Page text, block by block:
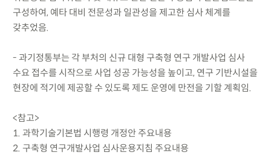
구성하여, 예타 대비 전문성과 일관성을 제고한 심사 체계를
갖추었음.
- 과기정통부는 각 부처의 신규 대형 구축형 연구 개발사업 심사
수요 접수를 시작으로 사업 성공 가능성을 높이고, 연구 기반시설을
현장에 적기에 제공할 수 있도록 제도 운영에 만전을 기할 계획임.
<참고>
1. 과학기술기본법 시행령 개정안 주요내용
2. 구축형 연구개발사업 심사운용지침 주요내용